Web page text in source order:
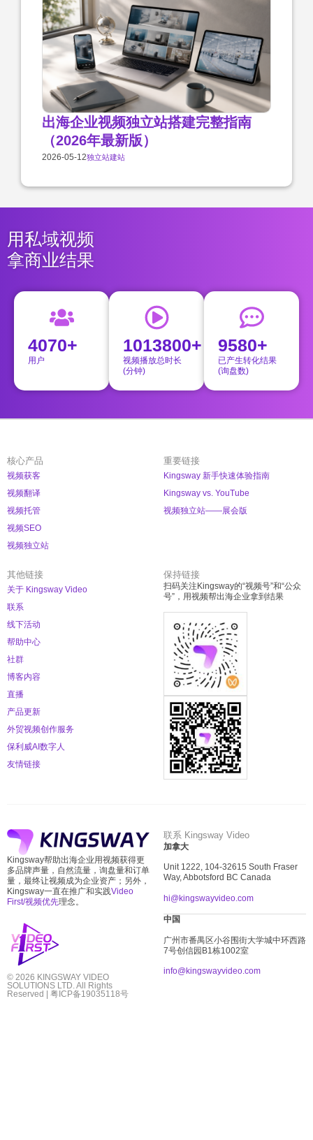
出海企业视频独立站搭建完整指南
（2026年最新版）
2026-05-12独立站建站
用私域视频
拿商业结果
4070+
用户
1013800+
视频播放总时长
(分钟)
9580+
已产生转化结果
(询盘数)
核心产品
视频获客
视频翻译
视频托管
视频SEO
视频独立站
重要链接
Kingsway 新手快速体验指南
Kingsway vs. YouTube
视频独立站——展会版
其他链接
关于 Kingsway Video
联系
线下活动
帮助中心
社群
博客内容
直播
产品更新
外贸视频创作服务
保利威AI数字人
友情链接
保持链接
扫码关注Kingsway的“视频号”和“公众
号”，用视频帮出海企业拿到结果
Kingsway帮助出海企业用视频获得更
多品牌声量，自然流量，询盘量和订单
量，最终让视频成为企业资产；另外，
Kingsway一直在推广和实践Video
First/视频优先理念。
© 2026 KINGSWAY VIDEO
SOLUTIONS LTD. All Rights
Reserved | 粤ICP备19035118号
联系 Kingsway Video
加拿大
Unit 1222, 104-32615 South Fraser
Way, Abbotsford BC Canada
hi@kingswayvideo.com
中国
广州市番禺区小谷围街大学城中环西路
7号创信园B1 栋1002室
info@kingswayvideo.com